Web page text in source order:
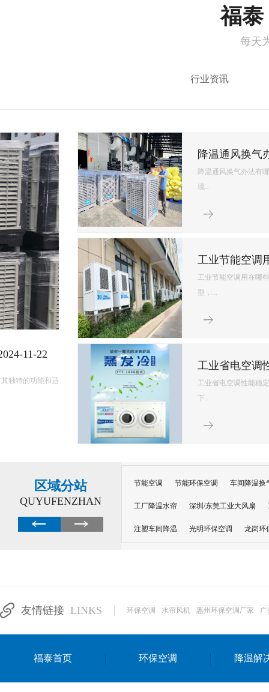
福泰
每天
行业资讯
皮革车间降温措施有哪些？
皮革车间使用蒸发冷空调的降温措施及相关要点如下： 设备选型 根据面积：如果车间面积较小，如 200 平方
米以下，可选择单台小型蒸发冷空调。若车间面积较大，如 1000 平方米以上，可能
使用，可根据每台设备通常能覆盖 200 平方米左右的面积...
区域分站
QUYUFENZHAN
节能空调 节能环保空调 车间降温换
工厂降温水帘 深圳/东莞工业大风扇
注塑车间降温 光明环保空调 龙岗环
达州工业省电安装
友情链接 LINKS 环保空调 水帘风机 惠州环保空调厂家 广
福泰首页 环保空调 降温解